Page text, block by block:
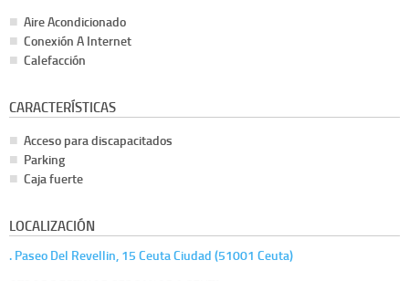
Aire Acondicionado
Conexión A Internet
Calefacción
CARACTERÍSTICAS
Acceso para discapacitados
Parking
Caja fuerte
LOCALIZACIÓN
. Paseo Del Revellin, 15 Ceuta Ciudad (51001 Ceuta)